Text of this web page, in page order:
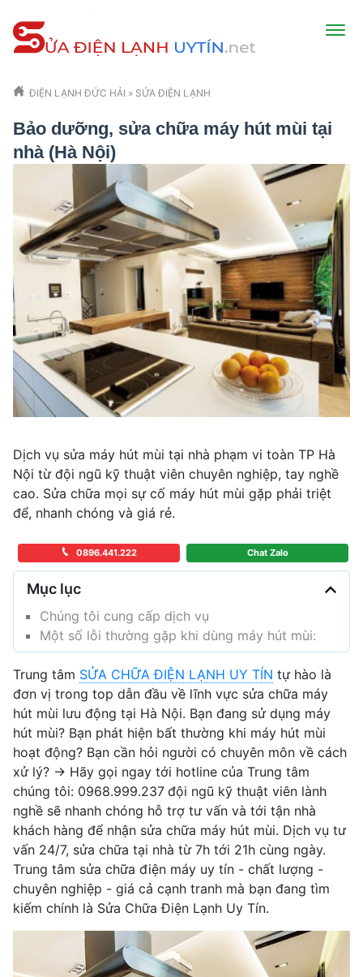
ĐIỆN LẠNH ĐỨC HẢI » SỬA ĐIỆN LẠNH
Bảo dưỡng, sửa chữa máy hút mùi tại
nhà (Hà Nội)
Dịch vụ sửa máy hút mùi tại nhà phạm vi toàn TP Hà
Nội từ đội ngũ kỹ thuật viên chuyên nghiệp, tay nghề
cao. Sửa chữa mọi sự cố máy hút mùi gặp phải triệt
để, nhanh chóng và giá rẻ.
Chat Zalo
0896.441.222
Mục lục
Chúng tôi cung cấp dịch vụ
Một số lỗi thường gặp khi dùng máy hút mùi:
Trung tâm SỬA CHỮA ĐIỆN LẠNH UY TÍN tự hào là
đơn vị trong top dẫn đầu về lĩnh vực sửa chữa máy
hút mùi lưu động tại Hà Nội. Bạn đang sử dụng máy
hút mùi? Bạn phát hiện bất thường khi máy hút mùi
hoạt động? Bạn cần hỏi người có chuyên môn về cách
xử lý? -> Hãy gọi ngay tới hotline của Trung tâm
chúng tôi: 0968.999.237 đội ngũ kỹ thuật viên lành
nghề sẽ nhanh chóng hỗ trợ tư vấn và tới tận nhà
khách hàng để nhận sửa chữa máy hút mùi. Dịch vụ tư
vấn 24/7, sửa chữa tại nhà từ 7h tới 21h cùng ngày.
Trung tâm sửa chữa điện máy uy tín - chất lượng -
chuyên nghiệp - giá cả cạnh tranh mà bạn đang tìm
kiếm chính là Sửa Chữa Điện Lạnh Uy Tín.